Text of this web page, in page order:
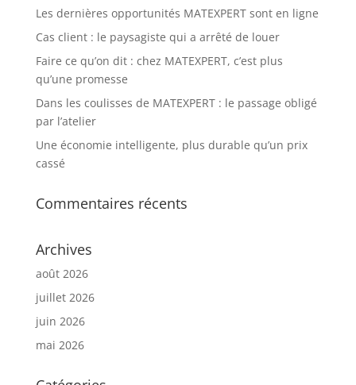
Les dernières opportunités MATEXPERT sont en ligne
Cas client : le paysagiste qui a arrêté de louer
Faire ce qu’on dit : chez MATEXPERT, c’est plus
qu’une promesse
Dans les coulisses de MATEXPERT : le passage obligé
par l’atelier
Une économie intelligente, plus durable qu’un prix
cassé
Commentaires récents
Archives
août 2026
juillet 2026
juin 2026
mai 2026